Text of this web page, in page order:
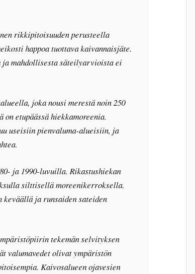
rikkipitoisuuden perusteella
happoa tuottava kaivannaisjäte.
ja mahdollisesta säteilyarvioista ei
joka nousi merestä noin 250
etupäässä hiekkamoreenia.
useisiin pienvaluma-alueisiin, ja
ja 1990-luvuilla. Rikastushiekan
silttisellä moreenikerroksella.
keväällä ja runsaiden sateiden
tekemän selvityksen
valumavedet olivat ympäristön
Kaivosalueen ojavesien